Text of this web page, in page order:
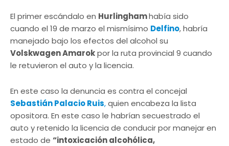
El primer escándalo en Hurlinghamhabía sido
cuando el 19 de marzo el mismísimo Delfino, habría
manejado bajo los efectos del alcohol su
Volskwagen Amarokpor la ruta provincial 9 cuando
le retuvieron el auto y la licencia.
En este caso la denuncia es contra el concejal
Sebastián Palacio Ruis,quien encabeza la lista
opositora. En este caso le habrían secuestrado el
auto y retenido la licencia de conducir por manejar en
estado de “intoxicación alcohólica,